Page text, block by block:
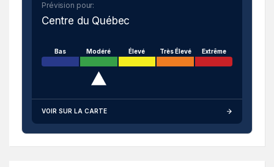
Prévision pour:
Centre du Québec
Bas Modéré Élevé Très Élevé Extrême
VOIR SUR LA CARTE